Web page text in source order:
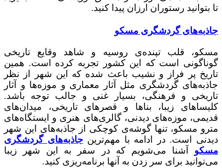
تا بتوانید رستوران ارزان پیدا کنید.
جاذبه‌های گردشگری مسکو
مسکو، قلب تپنده‌ی روسیه و شاهد وقایع تاریخی
گوناگونی است که این کشور تجربه کرده است. همین
تاریخ پر فراز و نشیب باعث شده که این شهر از نظر
جاذبه‌های گردشگری مثل آثار معماری و موزه‌ها و آثار
تاریخی و فرهنگی، بسیار غنی و جالب توجه باشد.
کلیساهای زیبا، بناها و قصرهای تاریخی، میدان‌های
قدیمی، موزه‌های دیدنی، گالری‌های هنری و ایستگاه‌های
مترو مسکو، تنها گوشه‌ی کوچکی از جاذبه‌های این شهر
دیدنی است. در ادامه با مهم‌ترینجاذبه‌های گردشگری
مسکو آشنا می‌شویم که در سفر به این شهر زیبا
می‌توانید برای سر زدن به آنها برنامه‌ریزی کنید.